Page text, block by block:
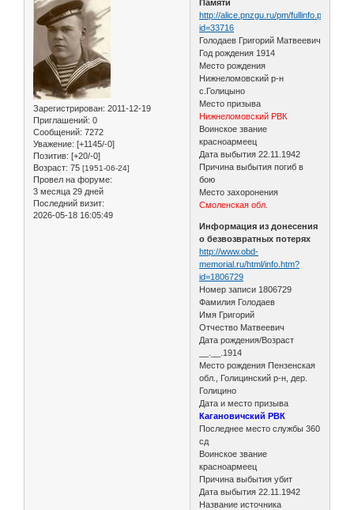
Зарегистрирован: 2011-12-19
Приглашений: 0
Сообщений: 7272
Уважение: [+1145/-0]
Позитив: [+20/-0]
Возраст: 75 [1951-06-24]
Провел на форуме:
3 месяца 29 дней
Последний визит:
2026-05-18 16:05:49
Памяти
http://alice.pnzgu.ru/pm/fullinfo.php?
id=33716
Голодаев Григорий Матвеевич
Год рождения 1914
Место рождения
Нижнеломовский р-н
с.Голицыно
Место призыва
Нижнеломовский РВК
Воинское звание
красноармеец
Дата выбытия 22.11.1942
Причина выбытия погиб в
бою
Место захоронения
Смоленская обл.
Информация из донесения
о безвозвратных потерях
http://www.obd-
memorial.ru/html/info.htm?
id=1806729
Номер записи 1806729
Фамилия Голодаев
Имя Григорий
Отчество Матвеевич
Дата рождения/Возраст
__.__.1914
Место рождения Пензенская
обл., Голицинский р-н, дер.
Голицино
Дата и место призыва
Кагановичский РВК
Последнее место службы 360
сд
Воинское звание
красноармеец
Причина выбытия убит
Дата выбытия 22.11.1942
Название источника